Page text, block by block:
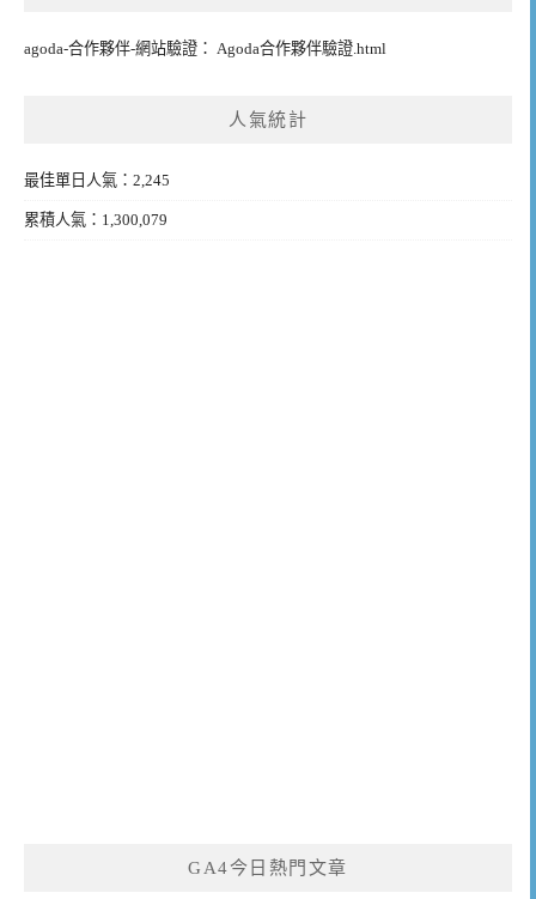
agoda-合作夥伴-網站驗證： Agoda合作夥伴驗證.html
人氣統計
最佳單日人氣：2,245
累積人氣：1,300,079
GA4今日熱門文章